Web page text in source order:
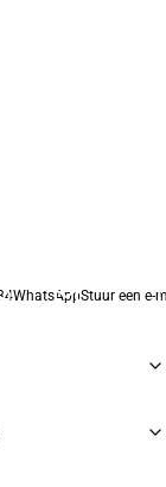
WhatsAppStuur een e-